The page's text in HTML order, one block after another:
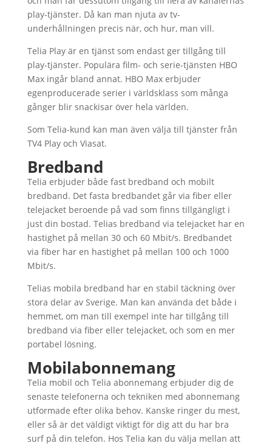
play-tjänster. Då kan man njuta av tv-
underhållningen precis när, och hur, man vill.
Telia Play är en tjänst som endast ger tillgång till
play-tjänster. Populära film- och serie-tjänsten HBO
Max ingår bland annat. HBO Max erbjuder
egenproducerade serier i världsklass som många
gånger blir snackisar över hela världen.
Som Telia-kund kan man även välja till tjänster från
TV4 Play och Viasat.
Bredband
Telia erbjuder både fast bredband och mobilt
bredband. Det fasta bredbandet går via fiber eller
telejacket beroende på vad som finns tillgängligt i
just din bostad. Telias bredband via telejacket har en
hastighet på mellan 30 och 60 Mbit/s. Bredbandet
via fiber har en hastighet på mellan 100 och 1000
Mbit/s.
Telias mobila bredband har en stabil täckning över
stora delar av Sverige. Man kan använda det både i
hemmet, om man till exempel inte har tillgång till
bredband via fiber eller telejacket, och som en mer
portabel lösning.
Mobilabonnemang
Telia mobil och Telia abonnemang erbjuder dig de
senaste telefonerna och tekniken med abonnemang
utformade efter olika behov. Kanske ringer du mest,
eller så är det väldigt viktigt för dig att du har bra
surf på din telefon. Hos Telia kan du välja mellan att